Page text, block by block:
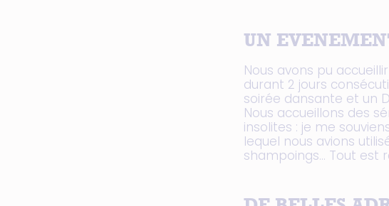
UN
Nous avons pu
durant 2 jours
soirée dansante et un
Nous accueillons des
insolites : je me
lequel nous avions
shampoings... Tout